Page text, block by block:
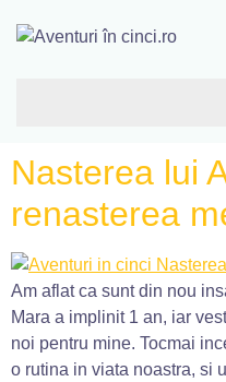
Nasterea lui
renasterea
Am aflat ca sunt din nou
Mara a implinit 1 an, iar
noi pentru mine. Tocmai
o rutina in viata noastra, si